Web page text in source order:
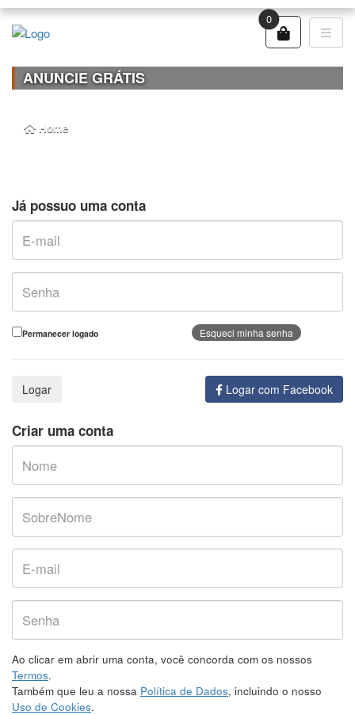
0
ANUNCIE GRÁTIS
Home
Já possuo uma conta
Permanecer logado Esqueci minha senha
Logar com Facebook
Criar uma conta
Ao clicar em abrir uma conta, você concorda com os nossos
Termos.
Também que leu a nossa Política de Dados, incluindo o nosso
Uso de Cookies.